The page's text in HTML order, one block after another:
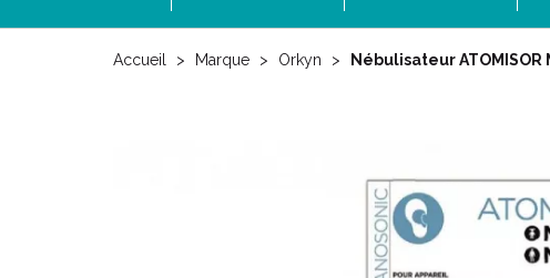
Accueil Marque Orkyn Nébulisateur